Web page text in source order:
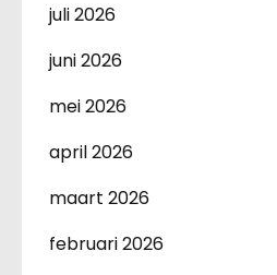
juli 2026
juni 2026
mei 2026
april 2026
maart 2026
februari 2026